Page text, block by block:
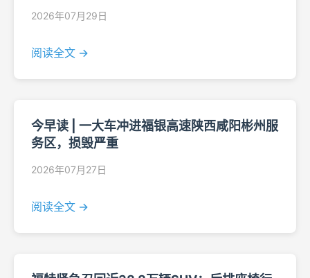
2026年07月29日
阅读全文 →
今早读 | 一大车冲进福银高速陕西咸阳彬州服
务区，损毁严重
2026年07月27日
阅读全文 →